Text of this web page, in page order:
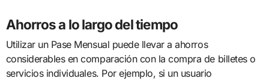
Ahorros a lo largo del tiempo
Utilizar un Pase Mensual puede llevar a ahorros
considerables en comparación con la compra de billetes o
servicios individuales. Por ejemplo, si un usuario